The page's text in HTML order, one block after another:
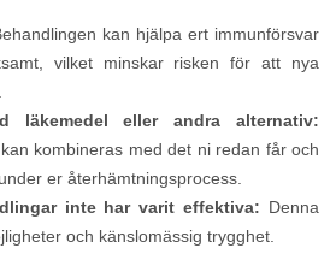
kan hjälpa ert immunförsvar
vilket minskar risken för att nya
läkemedel eller andra alternativ:
kombineras med det ni redan får och
er återhämtningsprocess.
inte har varit effektiva: Denna
och känslomässig trygghet.